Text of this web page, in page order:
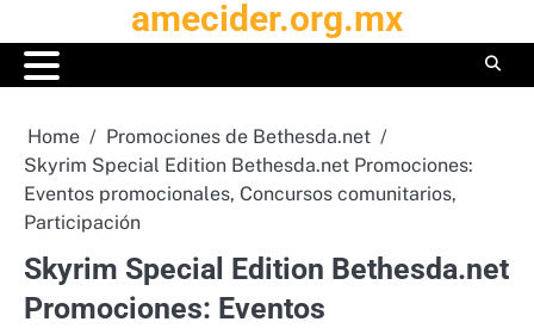
to
content
amecider.org.mx
Home
Promociones de Bethesda.net
Skyrim Special Edition Bethesda.net Promociones:
Eventos promocionales, Concursos comunitarios,
Participación
Skyrim Special Edition Bethesda.net
Promociones: Eventos